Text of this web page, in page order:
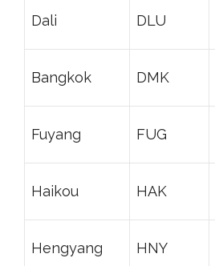
Dali DLU
Bangkok DMK
Fuyang FUG
Haikou HAK
Hengyang HNY